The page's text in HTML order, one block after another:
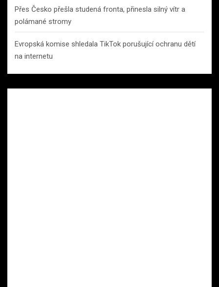
Přes Česko přešla studená fronta, přinesla silný vítr a
polámané stromy
Evropská komise shledala TikTok porušující ochranu dětí
na internetu